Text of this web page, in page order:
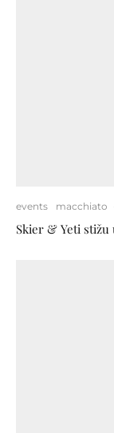
events macchiato
Skier & Yeti stižu